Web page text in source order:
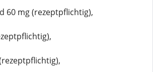
60 mg (rezeptpflichtig),